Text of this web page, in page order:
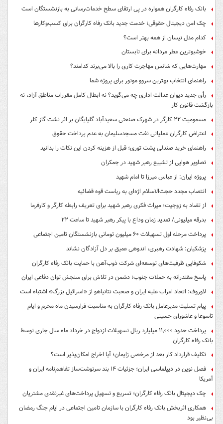
بانک رفاه کارگران همواره در پی ارتقای سطح خدمات‌رسانی به بازنشستگان است
چک امن دیجیتال حقوقی؛ خدمت جدید بانک رفاه کارگران برای کسب‌وکارها
کدام مدل نیسان از همه بهتر است؟
خوشبوترین عطر مردانه برای تابستان
مهارت‌هایی که شانس مهاجرت کاری را بالا می‌برند کدامند؟
راهنمای انتخاب بهترین سروو موتور برای پروژه شما
رأی جدید دیوان عدالت اداری چه می‌گوید؟ نه ابطال کامل مقررات مناطق آزاد، نه
بازگشت قانون کار
مسمومیت ۲۲ کارگر در شهرک صنعتی سعیدآباد گلپایگان بر اثر نشت گاز کلر
اعتراض کارگران عملیاتی نفت مسجدسلیمان به عدم پرداخت حقوق
راهنمای خرید صندلی پشت توری؛ قبل از هزینه کردن این نکات را بدانید
تصاویر هوایی از تشییع رهبر شهید در جمکران
پروژه ایران: از عباس میرزا تا امام شهید
انتصاب مجدد حجت‌الاسلام اژه‌ای به ریاست قوه‌ قضائیه
از تضاد به زوجیت؛ میراث فکری رهبر شهید برای تعریف رابطه کارگر و کارفرما
بدرقه میلیونی/ تمدید زمان وداع با پیکر رهبر شهید تا ساعت ۲۲
پرداخت مرحله اول تسهیلات ۶۰ میلیون تومانی بازنشستگان تامین اجتماعی
پزشکیان: شهادت رهبری، اندوهی عمیق بر دل آزادگان نشاند
شکوفایی ظرفیت‌های توسعه‌ای شرکت ذوب‌آهن با حمایت‌ بانک رفاه کارگران
پاسخ مقتدرانه به حملات جنوب؛ دشمن در تلاش برای سنجش توان دفاعی ایران
لاوروف: اتحاد اعراب علیه ایران و صحبت نتانیاهو از «اسرائیل بزرگ» اشتباه است
پیام تسلیت مدیرعامل بانک رفاه کارگران به مناسبت فرارسیدن ماه محرم و ایام
تاسوعا و عاشورای حسینی
پرداخت حدود ۱۱,۰۰۰ میلیارد ریال تسهیلات ازدواج در خرداد ماه سال جاری توسط
بانک رفاه کارگران
تکلیف قرارداد کار بعد از مرخصی زایمان؛ آیا اخراج امکان‌پذیر است؟
فصل نوین در دیپلماسی ایران؛ جزئیات ۱۴ بند سرنوشت‌ساز تفاهم‌نامه ایران و
آمریکا
چک دیجیتال بانک رفاه کارگران؛ تسریع و تسهیل پرداخت‌های غیرنقدی مشتریان
همکاری اثربخش بانک رفاه کارگران با سازمان تامین اجتماعی در ایام جنگ رمضان
بی‌نظیر بود